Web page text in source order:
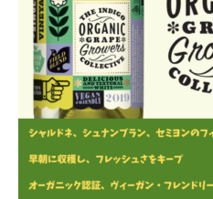
その他（クール便等）
スパークリングワイン
ロゼワイン
白ワイン
赤ワイン
ロゼ
白ワ
赤ワ
価格帯
～
その他
在庫あり セ
並び順